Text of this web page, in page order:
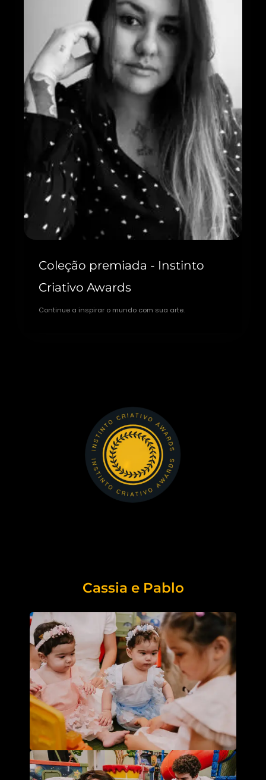
Coleção premiada - Instinto
Criativo Awards
Continue a inspirar o mundo com sua arte.
Cassia e Pablo